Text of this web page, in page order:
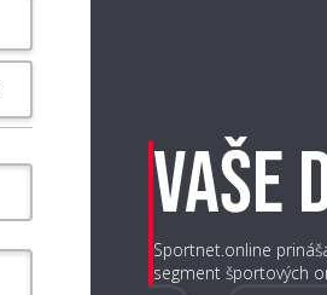
VAŠE
Sportnet.online
segment športových